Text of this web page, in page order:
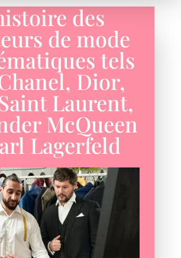
des
de mode
tels
Dior,
Laurent,
McQueen
Lagerfeld